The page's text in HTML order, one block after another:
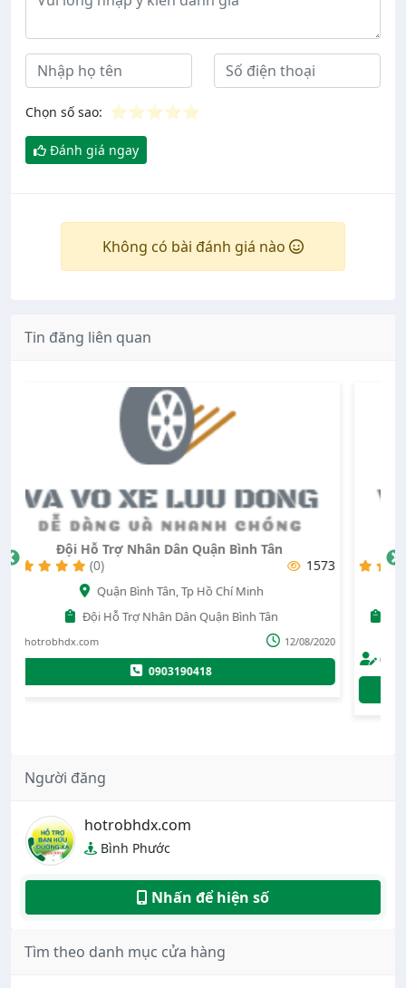
Chọn số sao: ⭐⭐⭐⭐⭐
Đánh giá ngay
Không có bài đánh giá nào
Tin đăng liên quan
SOS.77 - Chung tay hỗ trợ nhân dân
1933
Quy Nhơn, Bình Định
SOS.77 - Chung tay hỗ trợ nhân dân, chuyện cổ tích đời
thường, những chuyến xe KHÔNG ĐỒNG!
0777484949 20/09/2020
0777484949 0349505505
Người đăng
hotrobhdx.com
Bình Phước
Nhấn để hiện số
Tìm theo danh mục cửa hàng